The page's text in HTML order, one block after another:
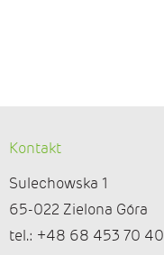
Kontakt
Sulechowska 1
65-022 Zielona Góra
tel.: +48 68 453 70 40